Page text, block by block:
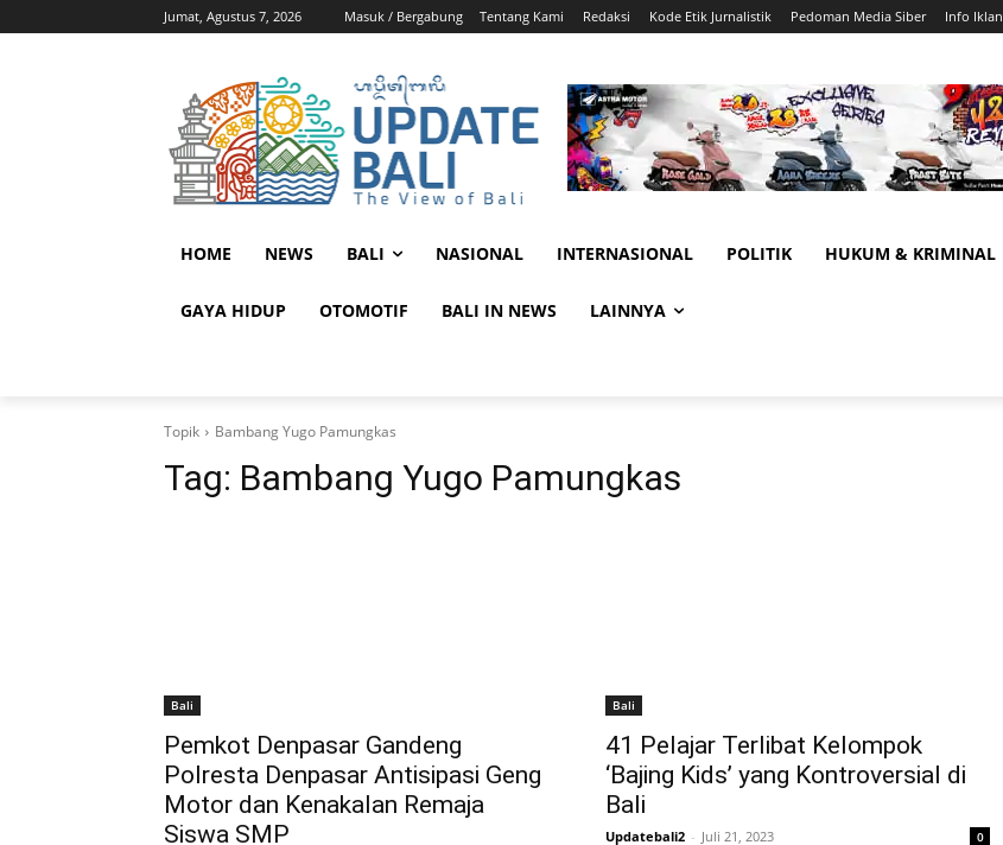
Jumat, Agustus 7, 2026 Masuk / Bergabung Tentang Kami Redaksi Kode Etik Jurnalistik Pedoman Media Siber Info Iklan
HOME NEWS BALI NASIONAL INTERNASIONAL POLITIK HUKUM & KRIMINAL
GAYA HIDUP OTOMOTIF BALI IN NEWS LAINNYA
Topik Bambang Yugo Pamungkas
Tag: Bambang Yugo Pamungkas
Bali
Pemkot Denpasar Gandeng
Polresta Denpasar Antisipasi Geng
Motor dan Kenakalan Remaja
Siswa SMP
Bali
41 Pelajar Terlibat Kelompok
‘Bajing Kids’ yang Kontroversial di
Bali
Updatebali2 - Juli 21, 2023 0